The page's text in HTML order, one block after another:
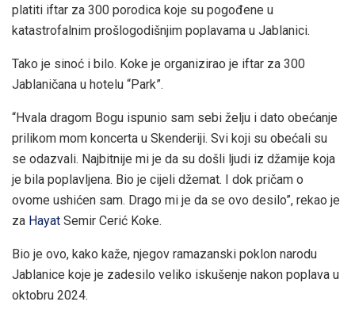
platiti iftar za 300 porodica koje su pogođene u
katastrofalnim prošlogodišnjim poplavama u Jablanici.
Tako je sinoć i bilo. Koke je organizirao je iftar za 300
Jablaničana u hotelu “Park”.
“Hvala dragom Bogu ispunio sam sebi želju i dato obećanje
prilikom mom koncerta u Skenderiji. Svi koji su obećali su
se odazvali. Najbitnije mi je da su došli ljudi iz džamije koja
je bila poplavljena. Bio je cijeli džemat. I dok pričam o
ovome ushićen sam. Drago mi je da se ovo desilo”, rekao je
za Hayat Semir Cerić Koke.
Bio je ovo, kako kaže, njegov ramazanski poklon narodu
Jablanice koje je zadesilo veliko iskušenje nakon poplava u
oktobru 2024.